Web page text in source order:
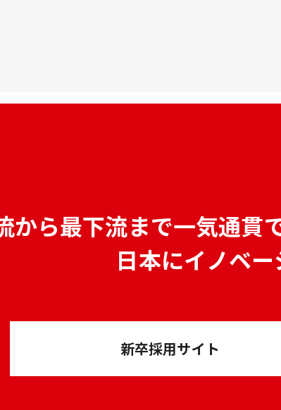
から最下流まで一気通貫
日本にイノベ
新卒採用サイト